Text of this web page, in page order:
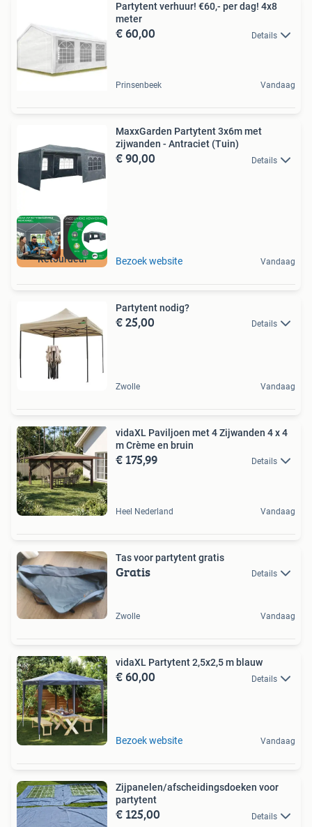
Partytent verhuur! €60,- per dag! 4x8
meter
€ 60,00 Details
Prinsenbeek Vandaag
Retourdeal
MaxxGarden Partytent 3x6m met
zijwanden - Antraciet (Tuin)
€ 90,00 Details
Bezoek website Vandaag
Partytent nodig?
€ 25,00 Details
Zwolle Vandaag
vidaXL Paviljoen met 4 Zijwanden 4 x 4
m Crème en bruin
€ 175,99 Details
Heel Nederland Vandaag
Tas voor partytent gratis
Gratis Details
Zwolle Vandaag
vidaXL Partytent 2,5x2,5 m blauw
€ 60,00 Details
Bezoek website Vandaag
Zijpanelen/afscheidingsdoeken voor
partytent
€ 125,00 Details